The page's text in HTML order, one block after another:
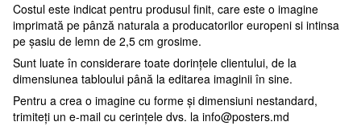
Costul este indicat pentru produsul finit, care este o imagine
imprimată pe pânză naturala a producatorilor europeni si intinsa
pe șasiu de lemn de 2,5 cm grosime.
Sunt luate în considerare toate dorințele clientului, de la
dimensiunea tabloului până la editarea imaginii în sine.
Pentru a crea o imagine cu forme și dimensiuni nestandard,
trimiteți un e-mail cu cerințele dvs. la info@posters.md